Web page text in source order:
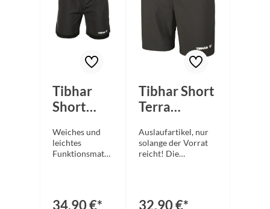
Tibhar
Short
Weiches und
leichtes
Funktionsmater
34,90 €*
Tibhar Short
Terra
Auslaufartikel, nur
solange der Vorrat
reicht! Die
32,90 €*